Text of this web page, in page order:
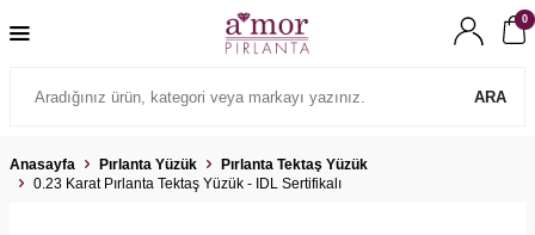
ARA
0
Anasayfa Pırlanta Yüzük
Pırlanta Tektaş Yüzük
0.23 Karat Pırlanta Tektaş Yüzük - IDL Sertifikalı